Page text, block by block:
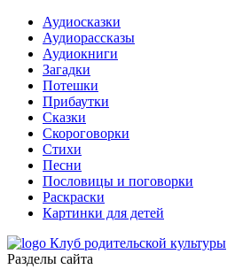
Аудиосказки
Аудиорассказы
Аудиокниги
Загадки
Потешки
Прибаутки
Сказки
Скороговорки
Стихи
Песни
Пословицы и поговорки
Раскраски
Картинки для детей
Клуб родительской культуры
Разделы сайта